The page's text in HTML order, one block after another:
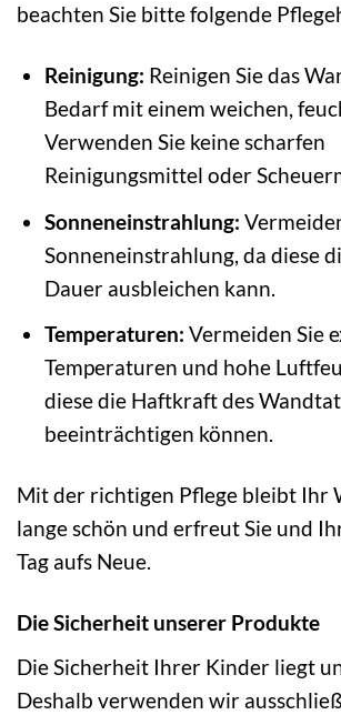
beachten Sie bitte folgende
Reinigung: Reinigen Sie das
Bedarf mit einem weichen,
Verwenden Sie keine scharfen
Reinigungsmittel oder
Sonneneinstrahlung:
Sonneneinstrahlung, da diese
Dauer ausbleichen kann.
Temperaturen: Vermeiden Sie
Temperaturen und hohe
diese die Haftkraft des
beeinträchtigen können.
Mit der richtigen Pflege bleibt Ihr
lange schön und erfreut Sie und
Tag aufs Neue.
Die Sicherheit unserer Produkte
Die Sicherheit Ihrer Kinder liegt
Deshalb verwenden wir